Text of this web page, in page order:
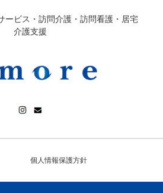
ービス・訪問介護・訪問看護・居宅
介護支援
個人情報保護方針